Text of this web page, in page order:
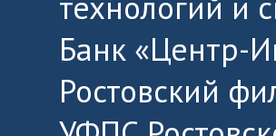
Банк «Центр-
Ростовский